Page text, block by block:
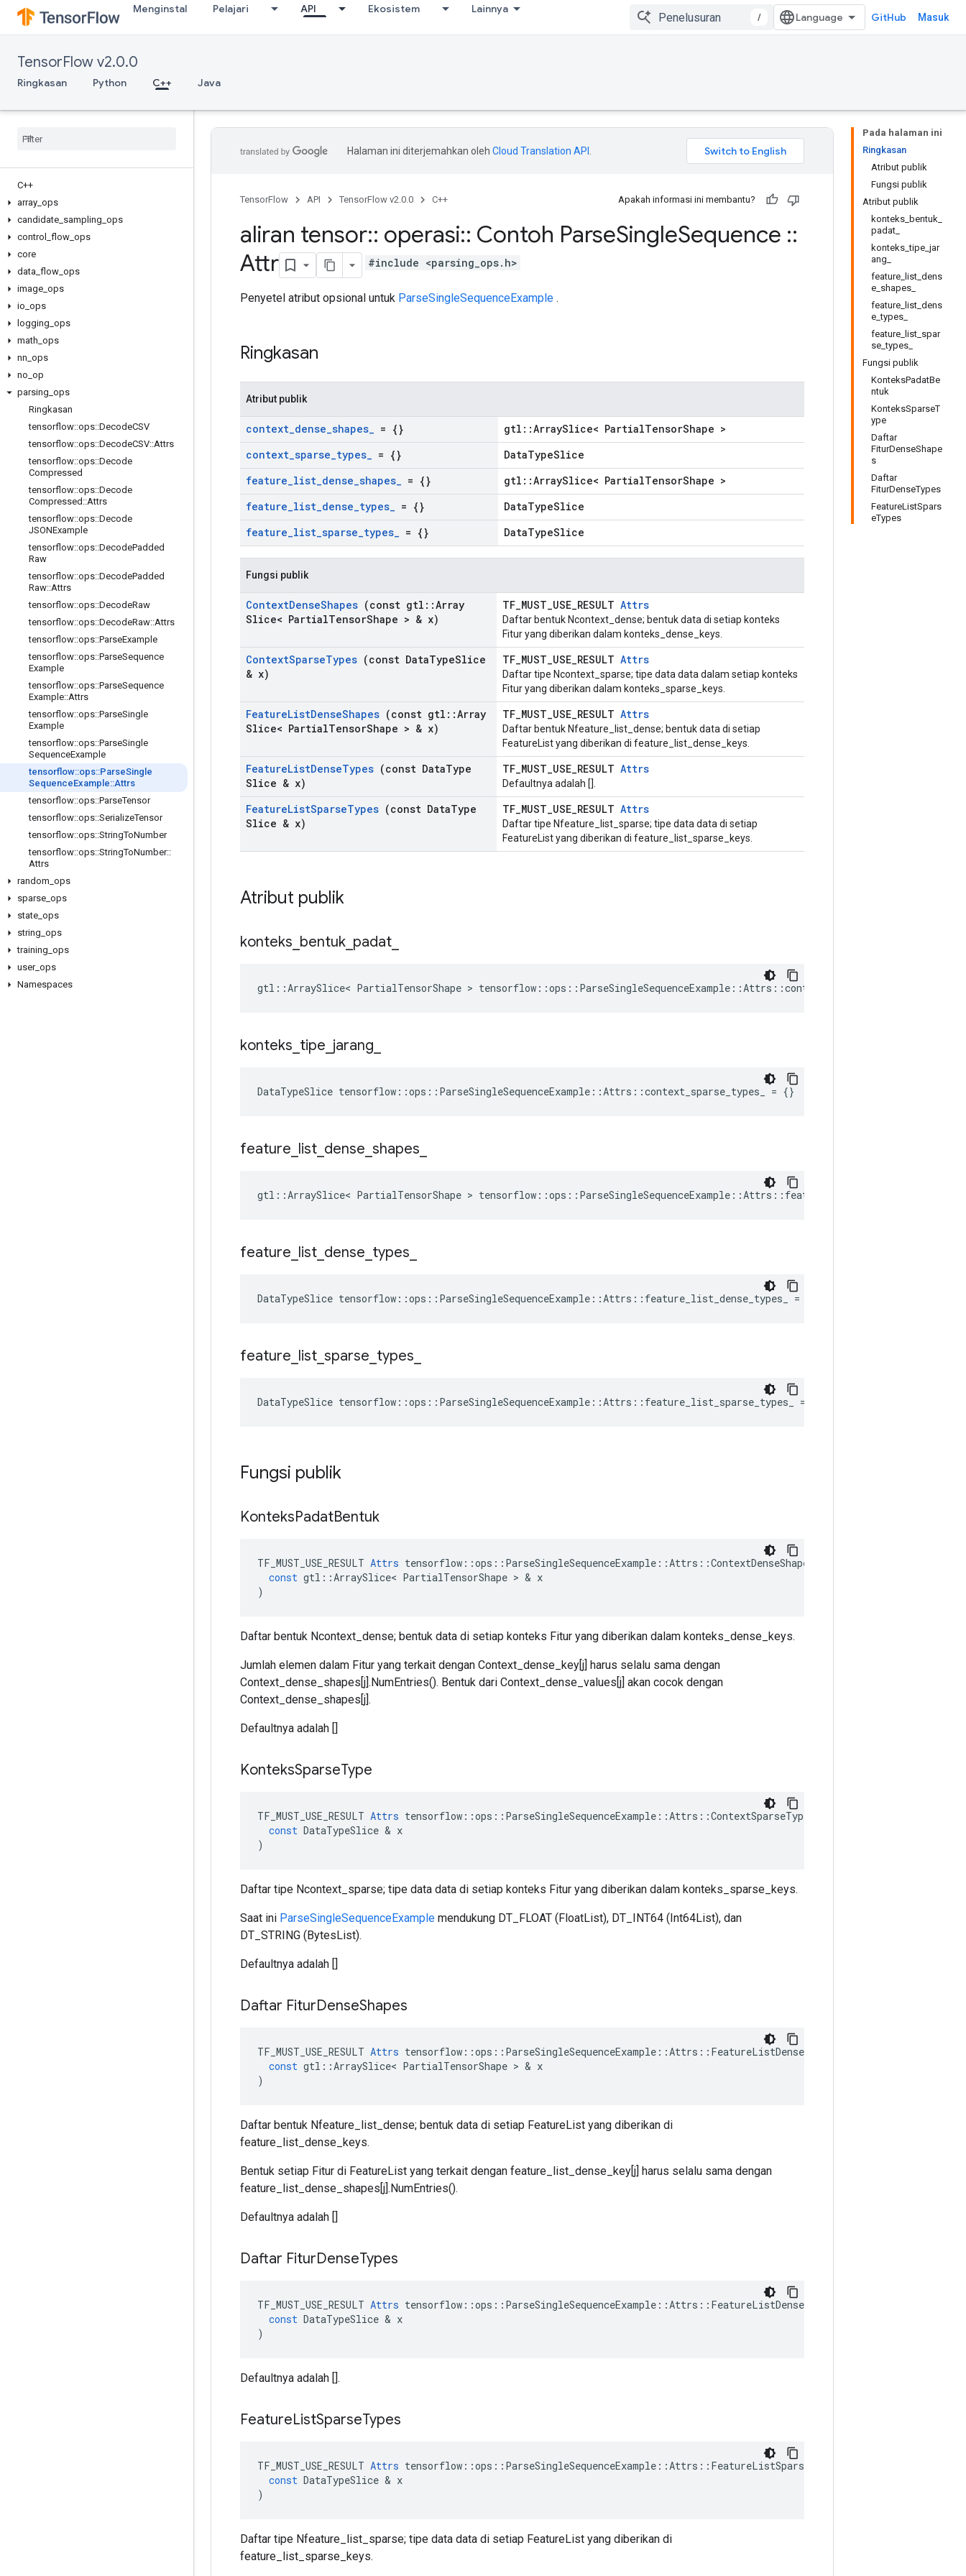
Menginstal Pelajari API Ekosistem Lainnya
/ GitHub Masuk
TensorFlow v2.0.0
Ringkasan Python C++ Java
C++
array ops
candidate sampling ops
control
flow ops
core
data flow ops
image ops
io ops
logging ops
math ops
nn ops
no op
parsing ops
Ringkasan
tensorflow::ops::DecodeCSV
tensorflow::ops::DecodeCSV::Attrs
tensorflow::ops::Decode
Compressed
tensorflow::ops::Decode
Compressed ::Attrs
tensorflow::ops::Decode
JSONExample
tensorflow::ops::DecodePadded
Raw
tensorflow::ops::DecodePadded
Raw::Attrs
tensorflow::ops::DecodeRaw
tensorflow::ops::DecodeRaw::Attrs
tensorflow::ops::ParseExample
tensorflow::ops::ParseSequence
Example
tensorflow::ops::ParseSequence
Example::Attrs
tensorflow::ops::ParseSingle
Example
tensorflow::ops::ParseSingle
SequenceExample
tensorflow::ops::ParseSingle
SequenceExample::Attrs
tensorflow::ops::ParseTensor
tensorflow::ops::SerializeTensor
tensorflow::ops::StringToNumber
tensorflow::ops::StringToNumber::
Attrs
random ops
sparse ops
state ops
string ops
training ops
user_ ops
Namespaces
Pada halaman ini
Ringkasan
Atribut publik
Fungsi publik
Atribut publik
konteks_bentuk_
padat_
konteks_tipe_jar
ang_
feature_list_dens
e_shapes_
feature_list_dens
e_types_
feature_list_spar
se_types_
Fungsi publik
KonteksPadatBe
ntuk
KonteksSparseT
ype
Daftar
FiturDenseShape
s
Daftar
FiturDenseTypes
FeatureListSpars
eTypes
Halaman ini diterjemahkan oleh Cloud Translation API
TensorFlow API TensorFlow v2.0.0 C++ Apakah informasi ini membantu?
aliran tensor:: operasi:: Contoh ParseSingleSequence ::
Attr
#include <parsing_ops.h>
Penyetel atribut opsional untuk ParseSingleSequenceExample .
Ringkasan
Atribut publik
context_dense_shapes_ = {}
gtl::ArraySlice< PartialTensorShape >
context_sparse_types_ = {}
DataTypeSlice
feature_list_dense_shapes_ = {}
gtl::ArraySlice< PartialTensorShape >
feature_list_dense_types_ = {}
DataTypeSlice
feature_list_sparse_types_ = {} DataTypeSlice
Fungsi publik
ContextDenseShapes (const gtl ::Array
Slice< PartialTensorShape > & x)
TF_MUST_USE_RESULT Attrs
Daftar bentuk Ncontext_dense; bentuk data di setiap konteks
Fitur yang diberikan dalam konteks_dense_keys.
ContextSparseTypes (const DataTypeSlice
& x)
TF_MUST_USE_RESULT Attrs
Daftar tipe Ncontext_sparse; tipe data data dalam setiap konteks
Fitur yang diberikan dalam konteks_sparse_keys.
FeatureListDenseShapes (const gtl ::Array
Slice< PartialTensorShape > & x)
TF_MUST_USE_RESULT Attrs
Daftar bentuk Nfeature_list_dense; bentuk data di setiap
FeatureList yang diberikan di feature_list_dense_keys.
FeatureListDenseTypes (const DataType
Slice & x)
TF_MUST_USE_RESULT Attrs
Defaultnya adalah [].
FeatureListSparseTypes (const DataType
Slice & x)
TF_MUST_USE_RESULT Attrs
Daftar tipe Nfeature_list_sparse; tipe data data di setiap
FeatureList yang diberikan di feature_list_sparse_keys.
Atribut publik
konteks bentuk padat
gtl::ArraySlice< PartialTensorShape > tensorflow::ops::ParseSingleSequenceExample::Attrs::context_dense_shapes_ = {}
konteks tipe jarang
DataTypeSlice tensorflow ::ops :: ParseSingleSequenceExample ::Attrs ::context_sparse_types_ = {}
feature list dense shapes
gtl::ArraySlice< PartialTensorShape > tensorflow::ops::ParseSingleSequenceExample::Attrs::feature_list_dense_shapes_ = {}
feature list dense types
DataTypeSlice tensorflow ::ops :: ParseSingleSequenceExample ::Attrs :: feature_list_dense_types_ =
feature list sparse types
DataTypeSlice tensorflow ::ops :: ParseSingleSequenceExample ::Attrs :: feature_list_sparse_types_ =
Fungsi publik
KonteksPadatBentuk
TF_MUST_USE_RESULT Attrs tensorflow ::ops :: ParseSingleSequenceExample ::Attrs ::ContextDenseShapes
const gtl ::ArraySlice< PartialTensorShape > & x
)
Daftar bentuk Ncontext_dense; bentuk data di setiap konteks Fitur yang diberikan dalam konteks_dense_keys.
Jumlah elemen dalam Fitur yang terkait dengan Context_dense_key[j] harus selalu sama dengan
Context_dense_shapes[j].NumEntries(). Bentuk dari Context_dense_values[j] akan cocok dengan
Context_dense_shapes[j].
Defaultnya adalah []
KonteksSparseType
TF_MUST_USE_RESULT Attrs tensorflow ::ops :: ParseSingleSequenceExample ::Attrs ::ContextSparseTypes
const DataTypeSlice & x
)
Daftar tipe Ncontext_sparse; tipe data data di setiap konteks Fitur yang diberikan dalam konteks_sparse_keys.
Saat ini ParseSingleSequenceExample mendukung DT_FLOAT (FloatList), DT_INT64 (Int64List), dan
DT_STRING (BytesList).
Defaultnya adalah []
Daftar FiturDenseShapes
TF_MUST_USE_RESULT Attrs tensorflow ::ops :: ParseSingleSequenceExample ::Attrs :: FeatureListDenseShapes
const gtl ::ArraySlice< PartialTensorShape > & x
)
Daftar bentuk Nfeature_list_dense; bentuk data di setiap FeatureList yang diberikan di
feature_list_dense_keys.
Bentuk setiap Fitur di FeatureList yang terkait dengan feature_list_dense_key[j] harus selalu sama dengan
feature_list_dense_shapes[j].NumEntries().
Defaultnya adalah []
Daftar FiturDenseTypes
TF_MUST_USE_RESULT Attrs tensorflow ::ops :: ParseSingleSequenceExample ::Attrs :: FeatureListDenseTypes
const DataTypeSlice & x
)
Defaultnya adalah [].
FeatureListSparseTypes
TF_MUST_USE_RESULT Attrs tensorflow ::ops :: ParseSingleSequenceExample ::Attrs :: FeatureListSparseTypes
const DataTypeSlice & x
)
Daftar tipe Nfeature_list_sparse; tipe data data di setiap FeatureList yang diberikan di
feature_list_sparse_keys.